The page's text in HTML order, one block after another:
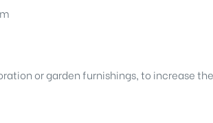
or garden furnishings, to increase